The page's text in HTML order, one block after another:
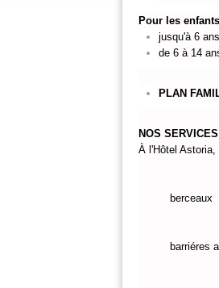
Pour les
jusqu'à 6
de 6 à 14
PLAN
NOS
À l'Hôtel
berceaux
barriéres